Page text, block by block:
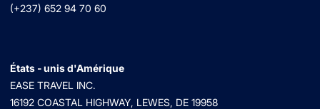
(+237) 652 94 70 60
États - unis d'Amérique
EASE TRAVEL INC.
16192 COASTAL HIGHWAY, LEWES, DE 19958